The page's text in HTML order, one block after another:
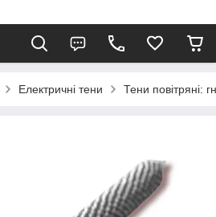
Електричні тени Тени повітряні: